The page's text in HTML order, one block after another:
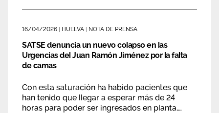
16/04/2026 HUELVA NOTA DE PRENSA
SATSE denuncia un nuevo colapso en las
Urgencias del Juan Ramón Jiménez por la falta
de camas
Con esta saturación ha habido pacientes que
han tenido que llegar a esperar más de 24
horas para poder ser ingresados en planta,